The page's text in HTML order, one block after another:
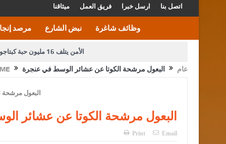
ميثاقنا فريق العمل ارسل خبرا اتصل بنا
مرصد نبض الشارع وظائف شاغرة
الأمن يتلف 16 مليون حبة كبتاجون و1480 كغم مواد مخدرة
دعوة المكلفين بخدمة العلم (الدفعة الثالثة) إلى مراجعة
القاضي محمود أحمد فريحات..
عام البعول مرشحة الكوتا عن عشائر الوسط في عنجرة
البعول مرشحة الكوتا عن عشائر
Print Email